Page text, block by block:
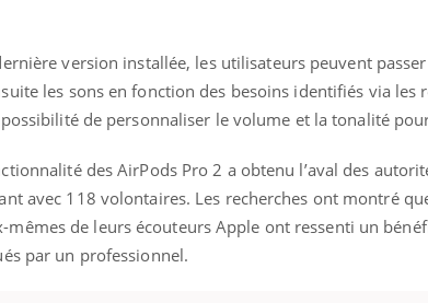
version installée, les utilisateurs peuvent
les sons en fonction des besoins identifiés via les
de personnaliser le volume et la tonalité
des AirPods Pro 2 a obtenu l’aval des
avec 118 volontaires. Les recherches ont montré
mêmes de leurs écouteurs Apple ont ressenti un
par un professionnel.